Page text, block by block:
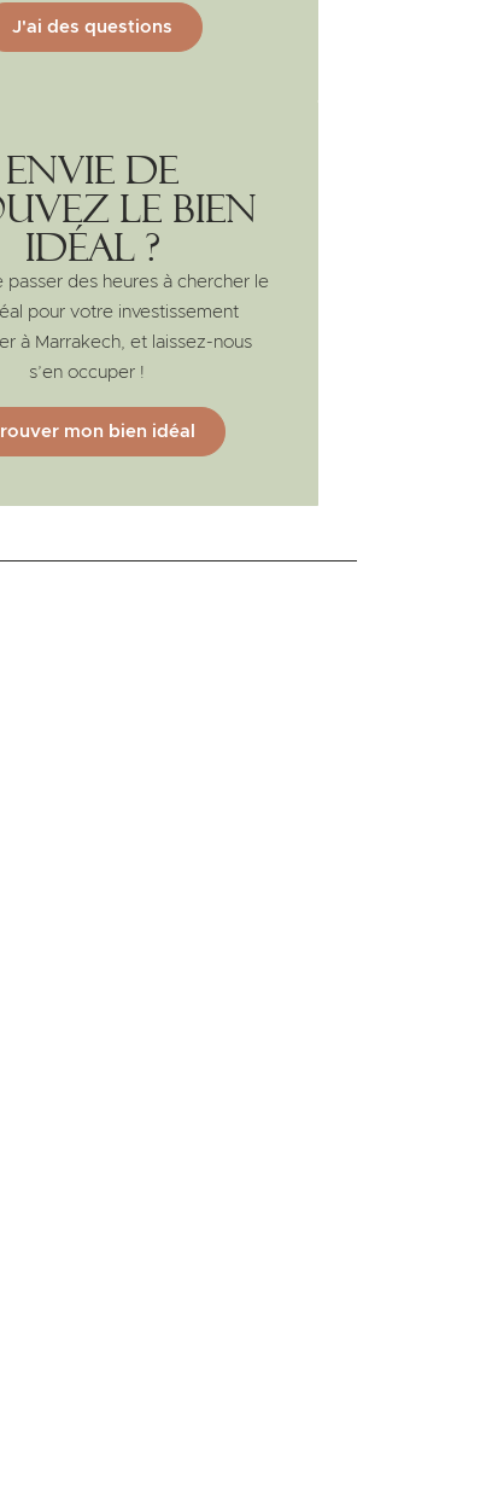
Envie de
le bien
idéal ?
passer des heures à chercher le
pour votre investissement
à Marrakech, et laissez-nous
s’en occuper !
mon bien idéal
J'ai des questions